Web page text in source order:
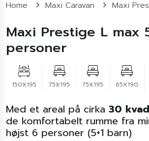
Home Maxi Caravan Maxi
Maxi Prestige L max
personer
150X195 75X195 75X195 65X190
Med et areal på cirka 30
de komfortabelt rumme fra
højst 6 personer (5+1 barn)